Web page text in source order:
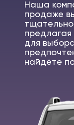
Наша
продаже
для
найдёте